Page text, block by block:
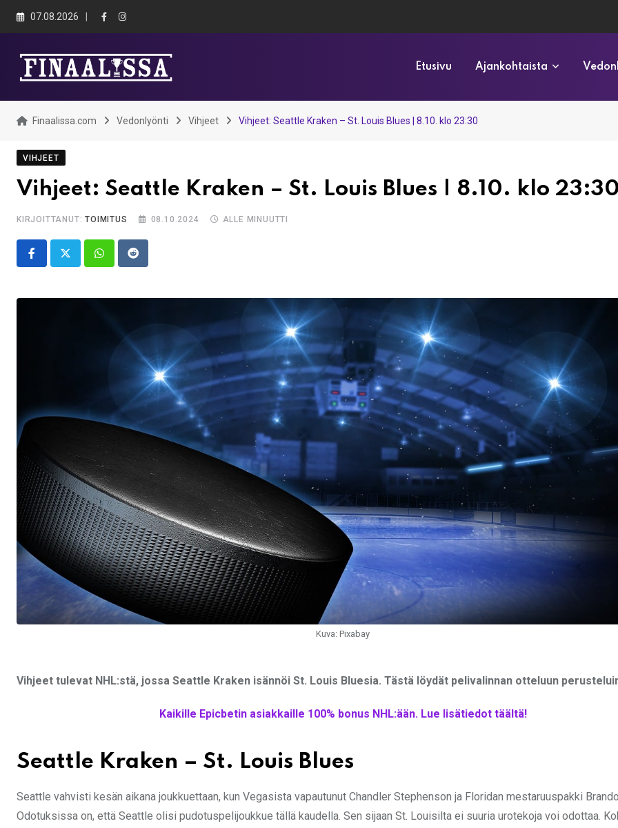
Skip
07.08.2026
Etusivu Ajankohtaista
Finaalissa.com Vedonlyönti Vihjeet Vihjeet: Seattle Kraken – St. Louis Blues | 8.10. klo 23:30
VIHJEET
Vihjeet: Seattle Kraken – St. Louis Blues | 8.10. klo
KIRJOITTANUT:TOIMITUS 08.10.2024 ALLE MINUUTTI
WhatsappReddit
Kuva: Pixabay
Vihjeet tulevat NHL:stä, jossa Seattle Kraken isännöi St. Louis Bluesia. Tästä löydät pelivalinnan otteluun
Kaikille Epicbetin asiakkaille 100% bonus NHL:ään. Lue lisätiedot täältä!
Seattle Kraken – St. Louis Blues
Seattle vahvisti kesän aikana joukkuettaan, kun Vegasista vapautunut Chandler Stephenson ja Floridan mestaruuspakki
Odotuksissa on, että Seattle olisi pudotuspelijoukkue tällä kaudella. Sen sijaan St. Louisilta ei suuria urotekoja voi odottaa.